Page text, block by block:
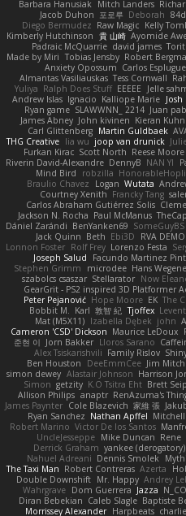
Barbara Hanusiak Mitch Landers
Jacob Duhon 포로루 Deborah
Diego Bermudez Raw Magic Kelly
Kimberly Hutchinson 貴 山崎 Ayomide
Padraic McQuarrie david james
Made by Miri Tobias Jensby Robert
Anxiety Opossum Carlos
Almantas Vasiliauskas Tess Cornwall
Yuliya Ralph Does Stuff EEEEE Jelle
Andrew Islas Ignacio Kalliope Marie
Ryan game SLAWWNN_ 2214 Juan
James Abney John kivinen Kieran Kuhn
Carl Glittenberg Martin Guldbaek
THG Creative lia wu joop van drunick
Furkan Kirac Scott North Reese Moore
Riverin David-Alexandre DennyB NAN YI
Mind Bird
robzilla
Braulio Chavez
Logan Wutata
Courtney Xenith Francky Tang
Carlos Abraham Gutiérrez Solis
Jackson N. Rocha Paul McManus
Dániel Zarándi BenYanken69 SomeGuyBS
Jack Quinn Beth Ebi3D RVA
Lonnon Foster Rolf Frey Lorenzo Festa
Joseph Salud
Facundo Martinez
Stephen Grimm
microdee Hans
szabolcs csaszar Stellarator Now
GearGrit - PS2 inspired 3D Platformer
Peter Pejanović Hope Moore EK The
Bobbit M. Karl 敦智 紀 Tjoffex
Mat (M5X11) Izabella Dębek john
Cameron 'CSD' Dickson Maurice LeDoux
준현 이 Jorn Bakker Lloros Sarano
Alex Tsiskarishvili Family Rislov
Ben Houston
DeeEmmCee Jim
simon dewey Alastair Johnson Harrison
Simon getzity K.O Tsitra Eht Brett
Allison Philips anaptr RenAzuma's
James Paynter Cole Blazevich 家維 張
Ryan Sanchez Nathan Apffel
Robert Marino Victor De los Santos
UncleJesseppe Mike Duncan Rene
Derrick Graham yankee (derogatory)
Nahuel Adreani Dennis Smolek
The Taxi Man Robert Contreras Azerta
Double Downshift Mr. Happy Andrey
Wahrgrave Dom Guerrera Jazza
Diran Bebekian Caleb Slagle Baptiste
Morrissey Alexander Harpbeats